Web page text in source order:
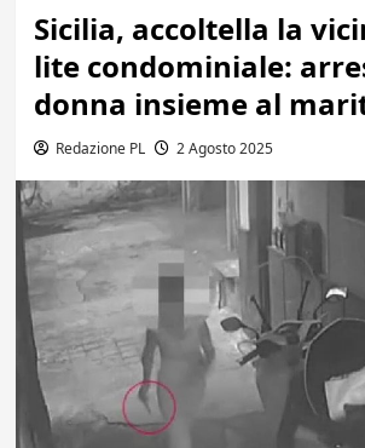
Sicilia, accoltella la
lite condominiale:
donna insieme al
Redazione PL 2 Agosto 2025